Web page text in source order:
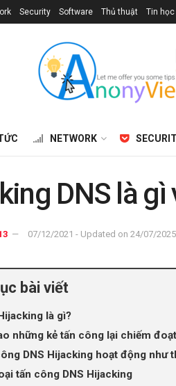
Security Software Thủ thuật Tin
NETWORK
DNS là gì
07/12/2021 - Updated on 24/07/2025
bài viết
là gì?
những kẻ tấn công lại chiếm
DNS Hijacking hoạt động như
tấn công DNS Hijacking